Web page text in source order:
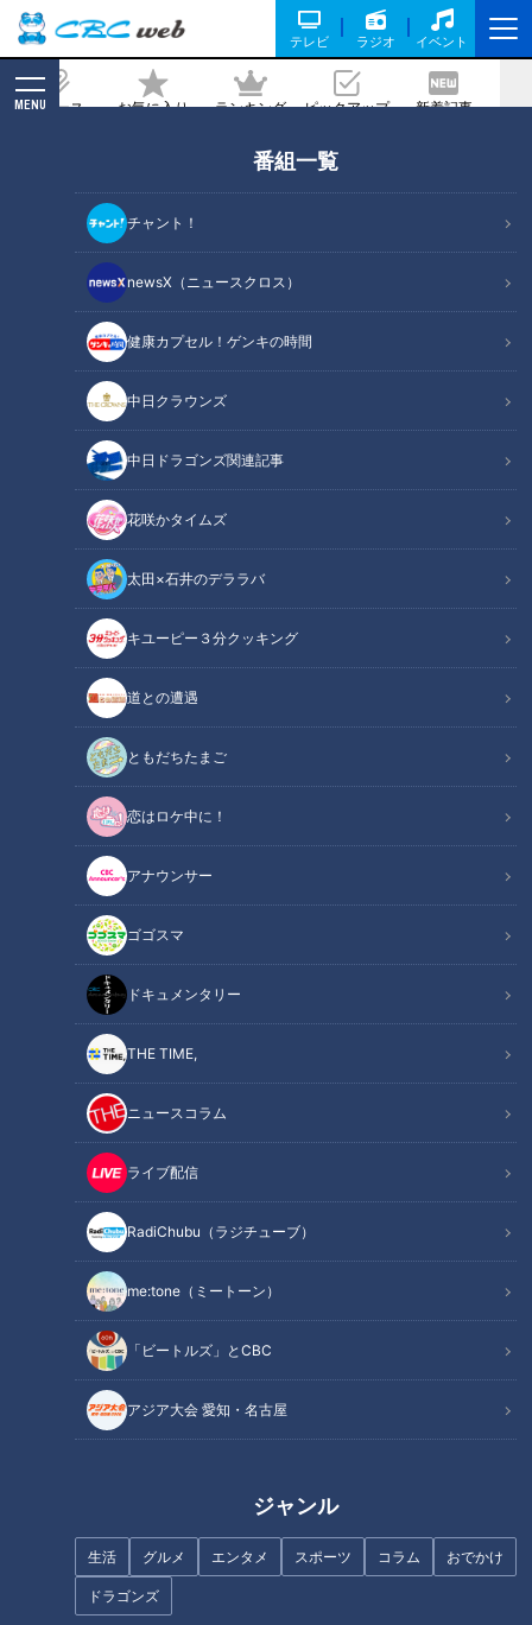
テレビ ラジオ イベント
ニュース お気に入り ランキング ピックアップ 新着記事
MENU
番組一覧
チャント！
newsX（ニュースクロス）
健康カプセル！ゲンキの時間
中日クラウンズ
中日ドラゴンズ関連記事
花咲かタイムズ
太田×石井のデララバ
キユーピー３分クッキング
道との遭遇
ともだちたまご
恋はロケ中に！
アナウンサー
ゴゴスマ
ドキュメンタリー
THE TIME,
ニュースコラム
ライブ配信
RadiChubu（ラジチューブ）
me:tone（ミートーン）
「ビートルズ」とCBC
アジア大会 愛知・名古屋
ジャンル
生活 グルメ エンタメ スポーツ コラム おでかけ
ドラゴンズ
食べ放題に挑む前に知っておくべき“大
食い裏技”「食べた分がゼロになる」
記事に戻る
ギャル曽根のテクニック恐るべし…焼肉食べ放題に挑む前に知っておく
べき“大食い裏技”「食べた分がゼロになる」
この記事の画像（全7枚）
この記事を見たあなたへのおすすめ
フランス人は菓子店「シャトレ
ーゼ」の店名に顔を赤らめる？
「味しみ春雨の中華サラダ」の
作り方【キユーピー３分クッキ
ング】
「しらたき牛丼」の作り方【キ
ユーピー３分クッキング】